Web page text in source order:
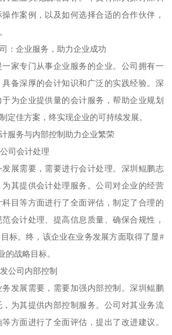
作案例，以及如何选择合适的合作伙伴，
：企业服务，助力企业成功
家专门从事企业服务的企业。公司拥有一
备深厚的会计知识和广泛的实践经验。深
为企业提供量的会计服务，帮助企业规划
定佳方案，终实现企业的可持续发展。
服务与内部控制助力企业繁荣
司会计处理
展需要，需要进行会计处理。深圳鲲鹏志
其提供会计处理服务。公司对企业的经营
目等方面进行了全面评估，制定了合理的
会计处理、提高信息质量、确保合规性，
标。终，该企业在业务发展方面取得了显#
的战略目标。
公司内部控制
发展需要，需要加强内部控制。深圳鲲鹏
为其提供内部控制服务。公司对其业务流
方面进行了全面评估，提出了改进建议。